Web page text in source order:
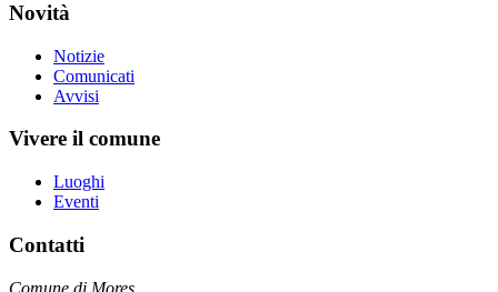
Novità
Notizie
Comunicati
Avvisi
Vivere il comune
Luoghi
Eventi
Contatti
Comune di Mores